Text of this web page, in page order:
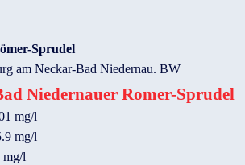
Sprudel
am Neckar-Bad Niedernau. BW
Niedernauer Romer-Sprudel
mg/l
mg/l
mg/l